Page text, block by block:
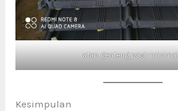
atap genteng pasir
Kesimpulan